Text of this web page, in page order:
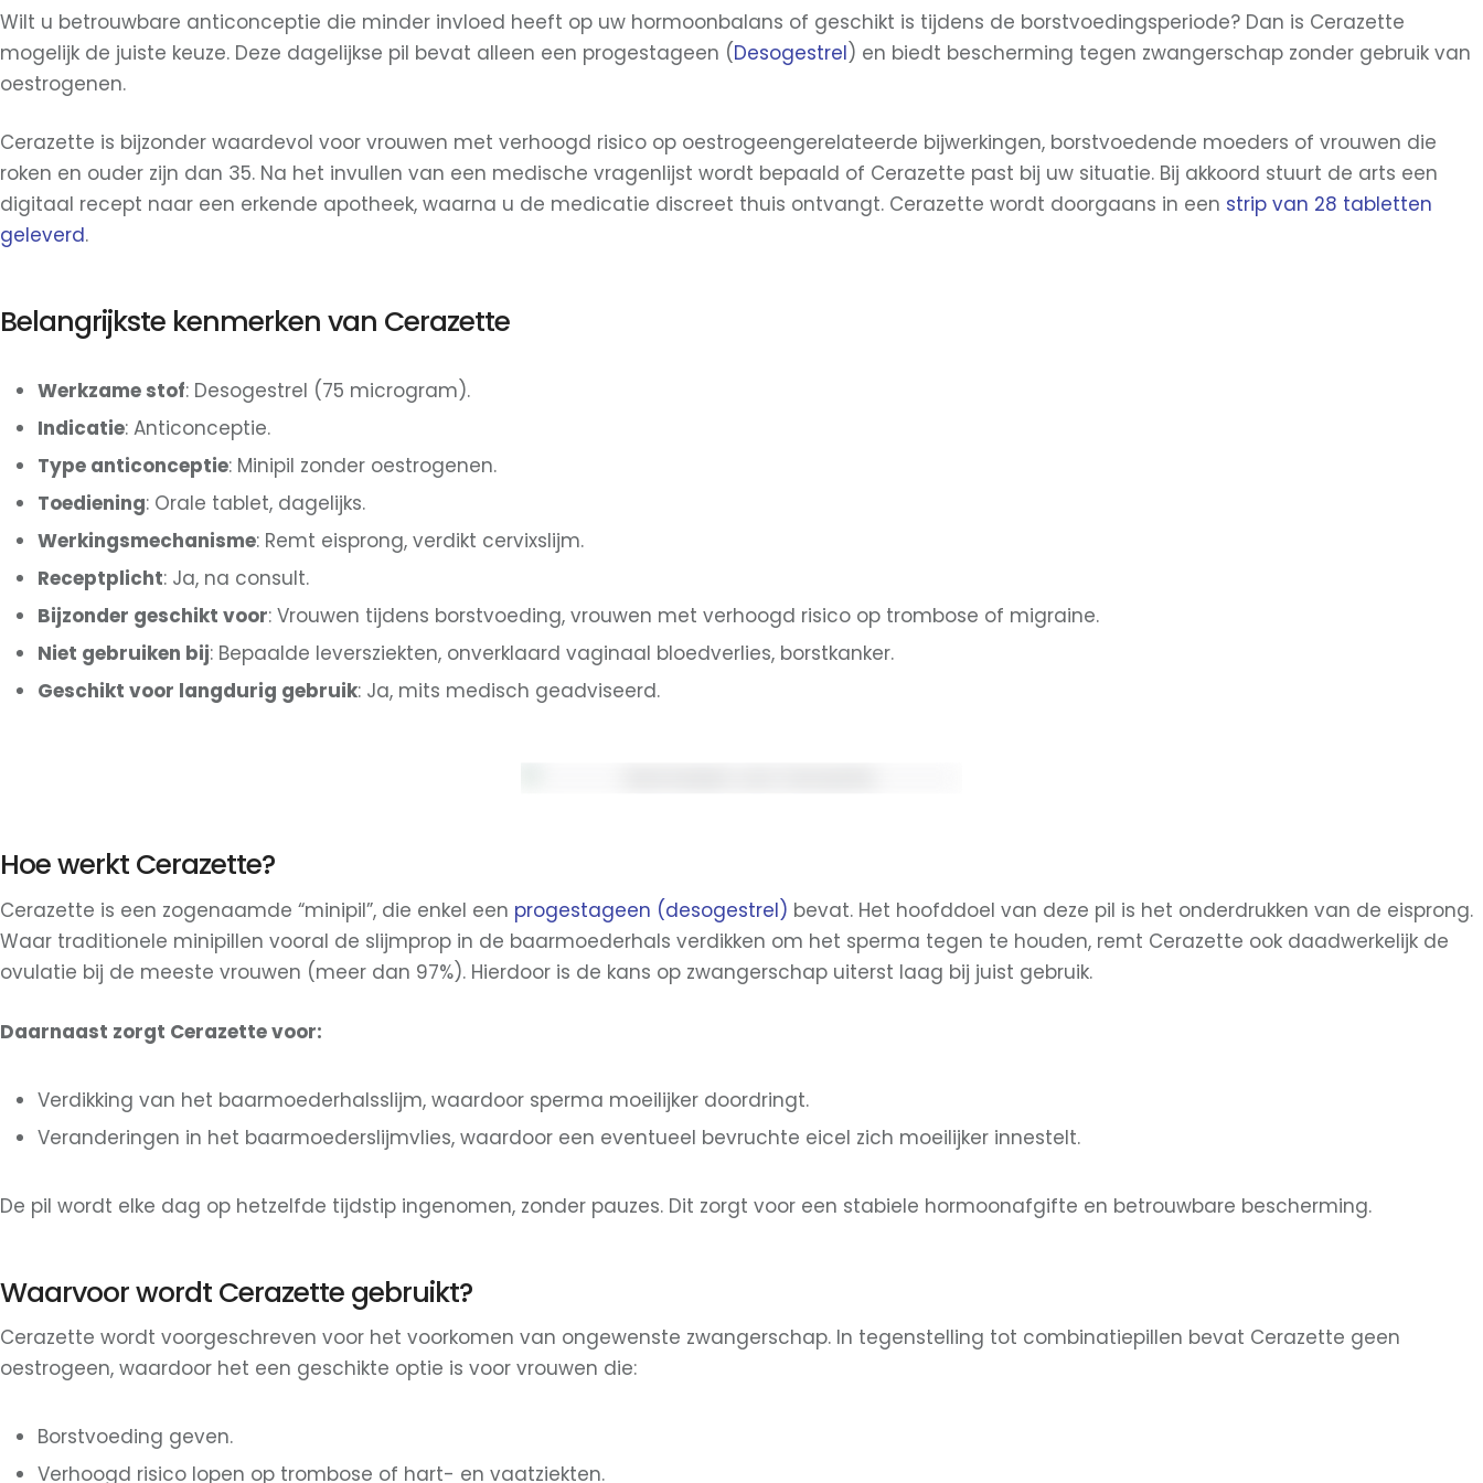
Wilt u betrouwbare anticonceptie die minder invloed heeft op uw hormoonbalans of geschikt is tijdens de borstvoedingsperiode? Dan is Cerazette
mogelijk de juiste keuze. Deze dagelijkse pil bevat alleen een progestageen (Desogestrel) en biedt bescherming tegen zwangerschap zonder gebruik van
oestrogenen.
Cerazette is bijzonder waardevol voor vrouwen met verhoogd risico op oestrogeengerelateerde bijwerkingen, borstvoedende moeders of vrouwen die
roken en ouder zijn dan 35. Na het invullen van een medische vragenlijst wordt bepaald of Cerazette past bij uw situatie. Bij akkoord stuurt de arts een
digitaal recept naar een erkende apotheek, waarna u de medicatie discreet thuis ontvangt. Cerazette wordt doorgaans in een strip van 28 tabletten
geleverd.
Belangrijkste kenmerken van Cerazette
Werkzame stof: Desogestrel (75 microgram).
Indicatie: Anticonceptie.
Type anticonceptie: Minipil zonder oestrogenen.
Toediening: Orale tablet, dagelijks.
Werkingsmechanisme: Remt eisprong, verdikt cervixslijm.
Receptplicht: Ja, na consult.
Bijzonder geschikt voor: Vrouwen tijdens borstvoeding, vrouwen met verhoogd risico op trombose of migraine.
Niet gebruiken bij: Bepaalde leversziekten, onverklaard vaginaal bloedverlies, borstkanker.
Geschikt voor langdurig gebruik: Ja, mits medisch geadviseerd.
Hoe werkt Cerazette?
Cerazette is een zogenaamde “minipil”, die enkel een progestageen (desogestrel) bevat. Het hoofddoel van deze pil is het onderdrukken van de eisprong.
Waar traditionele minipillen vooral de slijmprop in de baarmoederhals verdikken om het sperma tegen te houden, remt Cerazette ook daadwerkelijk de
ovulatie bij de meeste vrouwen (meer dan 97%). Hierdoor is de kans op zwangerschap uiterst laag bij juist gebruik.
Daarnaast zorgt Cerazette voor:
Verdikking van het baarmoederhalsslijm, waardoor sperma moeilijker doordringt.
Veranderingen in het baarmoederslijmvlies, waardoor een eventueel bevruchte eicel zich moeilijker innestelt.
De pil wordt elke dag op hetzelfde tijdstip ingenomen, zonder pauzes. Dit zorgt voor een stabiele hormoonafgifte en betrouwbare bescherming.
Waarvoor wordt Cerazette gebruikt?
Cerazette wordt voorgeschreven voor het voorkomen van ongewenste zwangerschap. In tegenstelling tot combinatiepillen bevat Cerazette geen
oestrogeen, waardoor het een geschikte optie is voor vrouwen die:
Borstvoeding geven.
Verhoogd risico lopen op trombose of hart- en vaatziekten.